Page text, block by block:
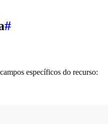
#
específicos do recurso: